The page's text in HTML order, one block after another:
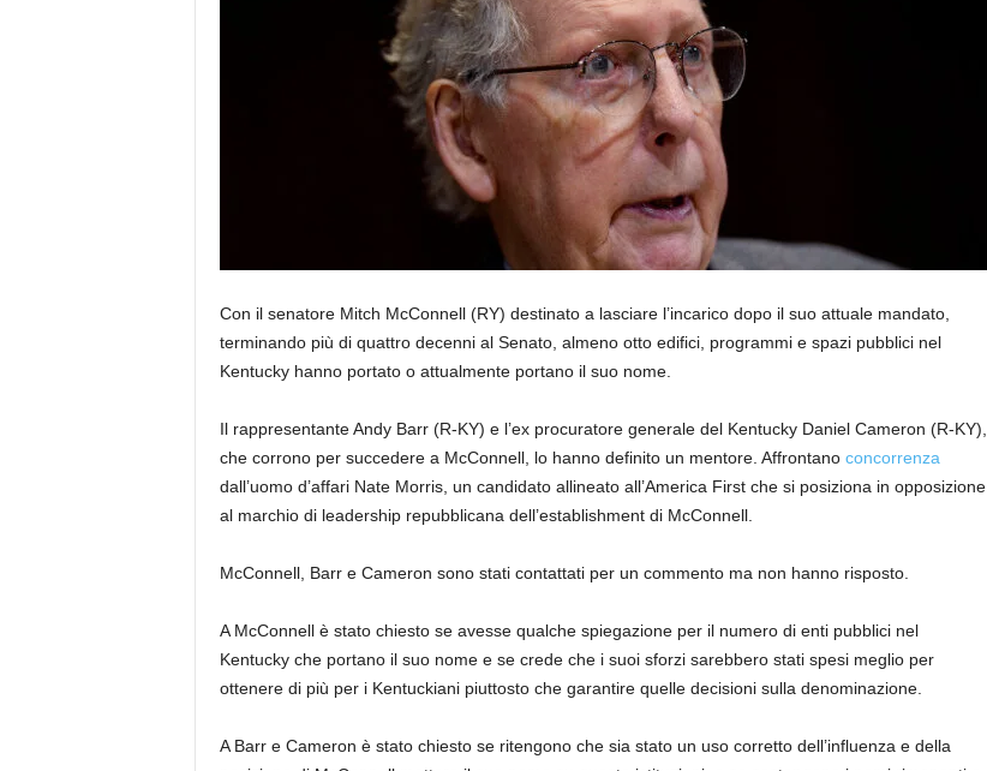
Con il senatore Mitch McConnell (RY) destinato a lasciare l’incarico dopo il suo attuale mandato,
terminando più di quattro decenni al Senato, almeno otto edifici, programmi e spazi pubblici nel
Kentucky hanno portato o attualmente portano il suo nome.
Il rappresentante Andy Barr (R-KY) e l’ex procuratore generale del Kentucky Daniel Cameron (R-KY),
che corrono per succedere a McConnell, lo hanno definito un mentore. Affrontano concorrenza
dall’uomo d’affari Nate Morris, un candidato allineato all’America First che si posiziona in opposizione
al marchio di leadership repubblicana dell’establishment di McConnell.
McConnell, Barr e Cameron sono stati contattati per un commento ma non hanno risposto.
A McConnell è stato chiesto se avesse qualche spiegazione per il numero di enti pubblici nel
Kentucky che portano il suo nome e se crede che i suoi sforzi sarebbero stati spesi meglio per
ottenere di più per i Kentuckiani piuttosto che garantire quelle decisioni sulla denominazione.
A Barr e Cameron è stato chiesto se ritengono che sia stato un uso corretto dell’influenza e della